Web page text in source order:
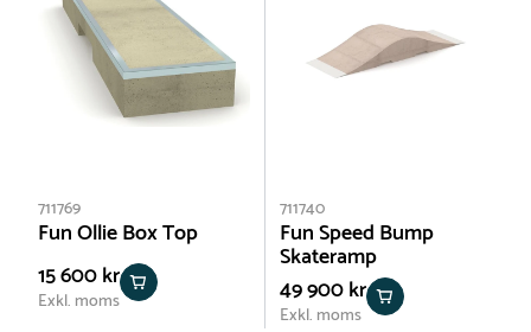
711769
Fun Ollie Box Top
15 600 kr
Exkl. moms
711740
Fun Speed Bump
Skateramp
49 900 kr
Exkl. moms